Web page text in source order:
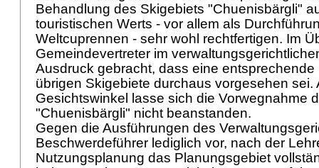
Behandlung des Skigebiets "Chuenisbärgli"
touristischen Werts - vor allem als
Weltcuprennen - sehr wohl rechtfertigen. Im
Gemeindevertreter im
Ausdruck gebracht, dass eine entsprechende
übrigen Skigebiete durchaus vorgesehen sei.
Gesichtswinkel lasse sich die Vorwegnahme
"Chuenisbärgli" nicht beanstanden.
Gegen die Ausführungen des
Beschwerdeführer lediglich vor, nach der
Nutzungsplanung das Planungsgebiet